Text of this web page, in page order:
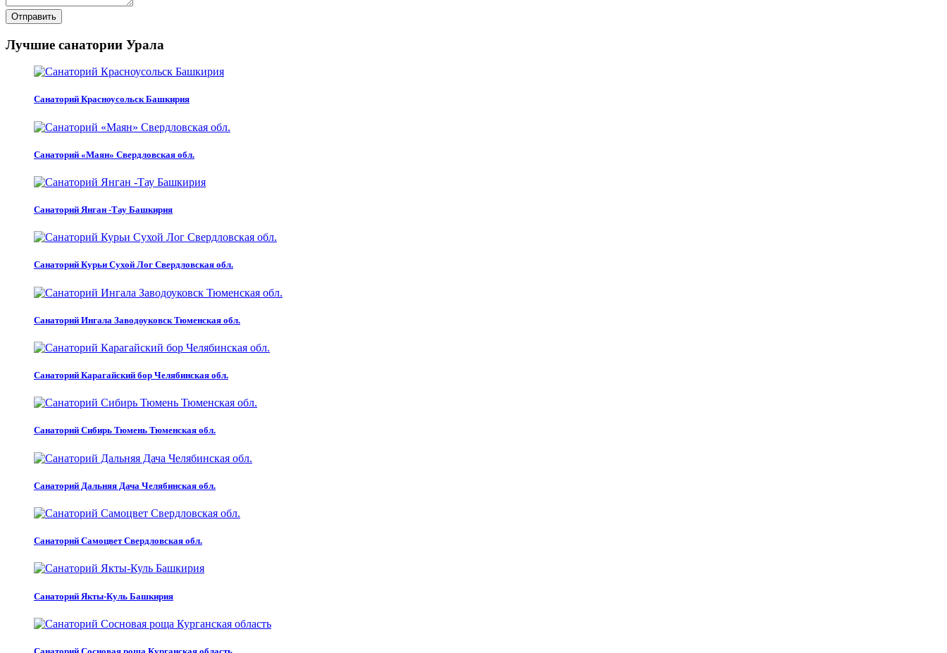
Отправить
Лучшие санатории Урала
Санаторий Красноусольск Башкирия
Санаторий «Маян» Свердловская обл.
Санаторий Янган -Тау Башкирия
Санаторий Курьи Сухой Лог Свердловская обл.
Санаторий Ингала Заводоуковск Тюменская обл.
Санаторий Карагайский бор Челябинская обл.
Санаторий Сибирь Тюмень Тюменская обл.
Санаторий Дальняя Дача Челябинская обл.
Санаторий Самоцвет Свердловская обл.
Санаторий Якты-Куль Башкирия